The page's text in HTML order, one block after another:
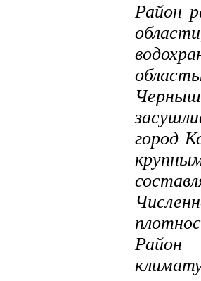
Район
город
Район